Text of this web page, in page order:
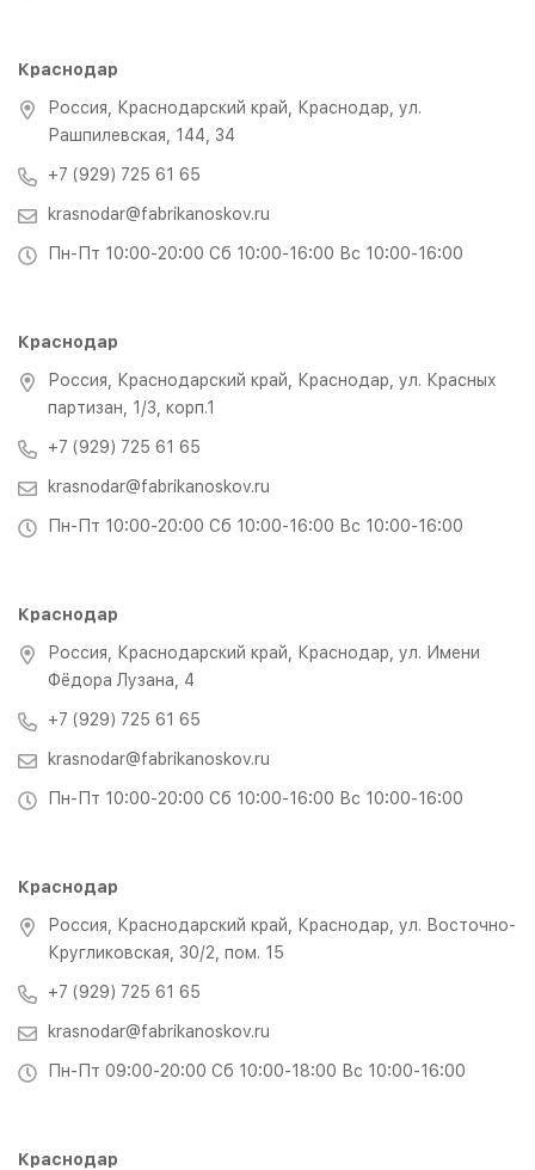
Краснодар
Россия, Краснодарский край, Краснодар, ул.
Рашпилевская, 144, 34
+7 (929) 725 61 65
krasnodar@fabrikanoskov.ru
Пн-Пт 10:00-20:00 Сб 10:00-16:00 Вс 10:00-16:00
Краснодар
Россия, Краснодарский край, Краснодар, ул. Красных
партизан, 1/3, корп.1
+7 (929) 725 61 65
krasnodar@fabrikanoskov.ru
Пн-Пт 10:00-20:00 Сб 10:00-16:00 Вс 10:00-16:00
Краснодар
Россия, Краснодарский край, Краснодар, ул. Имени
Фёдора Лузана, 4
+7 (929) 725 61 65
krasnodar@fabrikanoskov.ru
Пн-Пт 10:00-20:00 Сб 10:00-16:00 Вс 10:00-16:00
Краснодар
Россия, Краснодарский край, Краснодар, ул. Восточно-
Кругликовская, 30/2, пом. 15
+7 (929) 725 61 65
krasnodar@fabrikanoskov.ru
Пн-Пт 09:00-20:00 Сб 10:00-18:00 Вс 10:00-16:00
Краснодар